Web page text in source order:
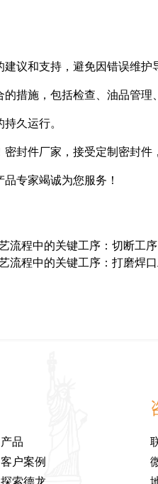
议和支持，避免因错误维护
措施，包括检查、油品管
久运行。
密封件厂家，接受定制密封
专家竭诚为您服务！
流程中的关键工序：切断工序
流程中的关键工序：打磨焊
产品
客户案例